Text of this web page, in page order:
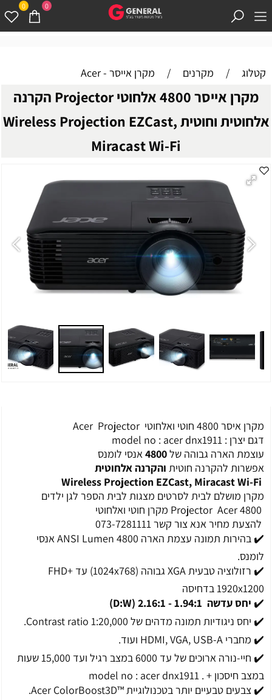
0 0
קטלוג / מקרנים / מקרן אייסר - Acer
מקרן אייסר 4800 אלחוטי Projector הקרנה
אלחוטית וחוטית Wireless Projection EZCast,
Miracast Wi-Fi
מקרן איסר 4800 חוטי ואלחוטי Acer Projector
דגם יצרן : model no : acer dnx1911
עוצמת הארה גבוהה של
אנסי לומנס
אפשרות להקרנה חוטית והקרנה אלחוטית
מקרן מושלם לבית לסרטים מצגות לבית הספר לגן ילדים
להצעת מחיר אנא צור קשר 073-7281111
✔️ בהירות תמונה עצמת הארה 4800 ANSI Lumen אנסי
לומנס.
✔️ רזולוציה טבעית XGA גבוהה (1024x768) עד FHD+
1920x1200 בדחיסה
✔️ יחס עדשה 1.94:1 - 2.16:1 (D:W)
✔️ יחס ניגודיות תמונה מדהים של 1:20,000 Contrast ratio.
✔️ מחברי HDMI, VGA, USB-A ועוד.
✔️ חיי-נורה ארוכים של עד 6000 במצב רגיל ועד 15,000 שעות
במצב חיסכון + . model no : acer dnx1911
✔️ צבעים טבעיים יותר בטכנולוגיית ™Acer ColorBoost3D.